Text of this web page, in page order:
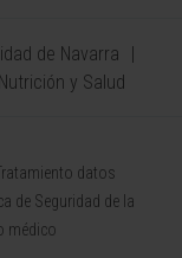
de Navarra
y Salud
datos
de Seguridad de la
médico